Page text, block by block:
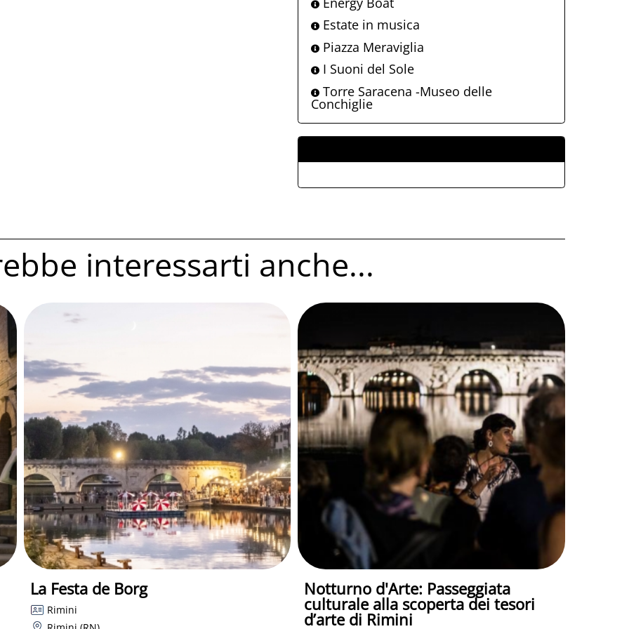
Estate in musica
Piazza Meraviglia
I Suoni del Sole
Torre Saracena -Museo delle
Conchiglie
interessarti anche...
La Festa de Borg
Rimini
Notturno d'Arte: Passeggiata
culturale alla scoperta dei tesori
d’arte di Rimini